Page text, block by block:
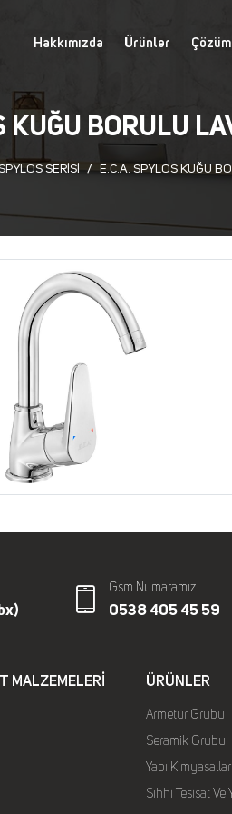
Hakkımızda Ürünler
KUĞU BORULU
SERİSİ E.C.A. SPYLOS KUĞU
Gsm Numaramız
0538 405 45 59
MALZEMELERI ÜRÜNLER
Armetür Grubu
Seramik Grubu
Yapı Kimyasalları
Sıhhi Tesisat Ve